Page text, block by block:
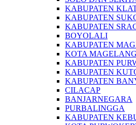
KABUPATEN
KABUPATEN
KABUPATEN
BOYOLALI
KABUPATEN
KOTA MAGELANG
KABUPATEN
KABUPATEN
KABUPATEN
CILACAP
BANJARNEGARA
PURBALINGGA
KABUPATEN